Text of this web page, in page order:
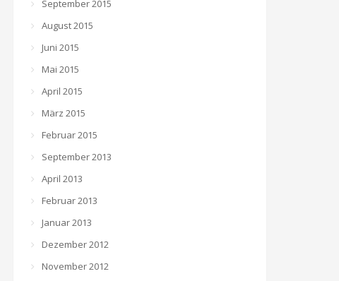
September 2015
August 2015
Juni 2015
Mai 2015
April 2015
März 2015
Februar 2015
September 2013
April 2013
Februar 2013
Januar 2013
Dezember 2012
November 2012